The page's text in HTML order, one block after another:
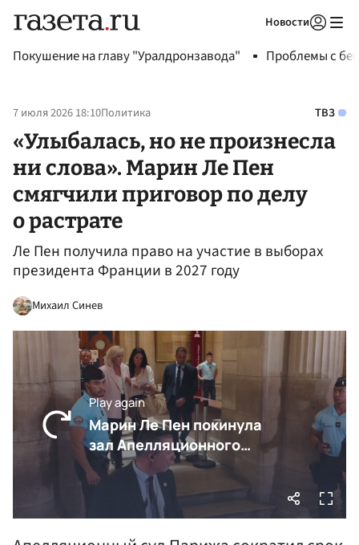
Новости
Покушение на главу "Уралдронзавода" Проблемы с
7 июля 2026 18:10Политика ТВЗ
«Улыбалась, но не произнесла
ни слова». Марин Ле Пен
смягчили приговор по делу
о растрате
Ле Пен получила право на участие в выборах
президента Франции в 2027 году
Михаил Синев